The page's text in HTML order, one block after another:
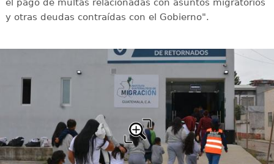
el pago de multas relacionadas con asuntos migratorios
y otras deudas contraídas con el Gobierno".